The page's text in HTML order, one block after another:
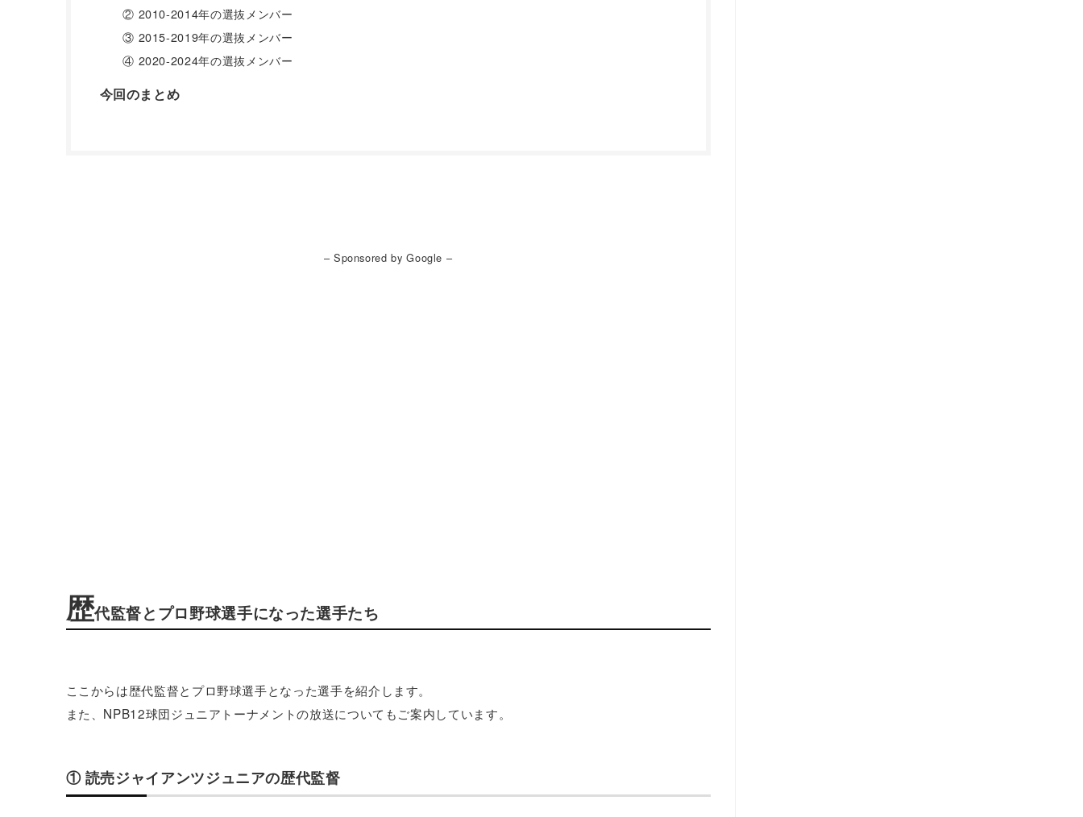
② 2010-2014年の選抜メンバー
③ 2015-2019年の選抜メンバー
④ 2020-2024年の選抜メンバー
今回のまとめ
– Sponsored by Google –
歴代監督とプロ野球選手になった選手たち
ここからは歴代監督とプロ野球選手となった選手を紹介します。
また、NPB12球団ジュニアトーナメントの放送についてもご案内しています。
① 読売ジャイアンツジュニアの歴代監督